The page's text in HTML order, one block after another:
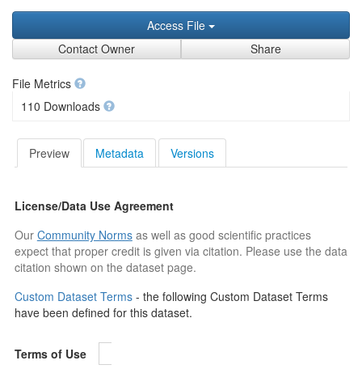
Access File
Contact Owner
Share
File Metrics
110 Downloads
Preview Metadata Versions
License/Data Use Agreement
Our Community Normsas well as good scientific practices
expect that proper credit is given via citation. Please use the data
citation shown on the dataset page.
Custom Dataset Terms - the following Custom Dataset Terms
have been defined for this dataset.
Terms of Use